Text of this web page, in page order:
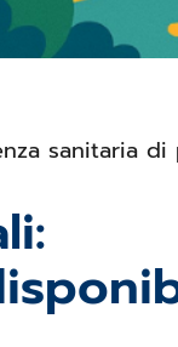
sanitaria di